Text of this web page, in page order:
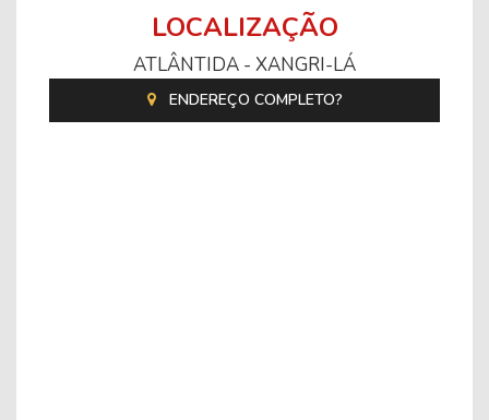
LOCALIZAÇÃO
ATLÂNTIDA - XANGRI-LÁ
ENDEREÇO COMPLETO?